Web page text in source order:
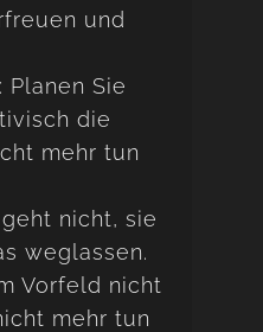
und
Sie
die
mehr tun
nicht, sie
weglassen.
Vorfeld nicht
mehr tun